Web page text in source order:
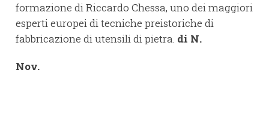
formazione di Riccardo Chessa, uno dei maggiori
esperti europei di tecniche preistoriche di
fabbricazione di utensili di pietra. di N.
Nov.